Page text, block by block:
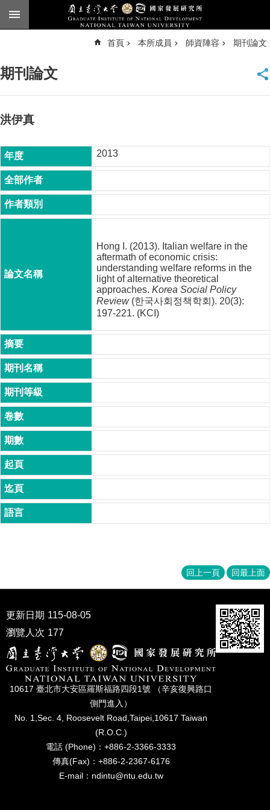
跳到主要內容區塊
臺
頁
公
告
本
所
簡
成
班
碩
士
班
在
職
專
班
學
術
研
究
期
刊
試
專
學
首頁 本所成員 師資陣容 期刊論文
期刊論文
洪伊真
2013
Hong I. (2013). Italian welfare in the
aftermath of economic crisis:
understanding welfare reforms in the
light of alternative theoretical
approaches.Korea Social Policy
Review(한국사회정책학회). 20(3):
197-221. (KCI)
回上一頁 回最上面
更新日期 115-08-05
瀏覽人次 177
10617 臺北市⼤安區羅斯福路四段1號 （辛亥復興路⼝
側⾨進入）
No. 1,Sec. 4, Roosevelt Road,Taipei,10617 Taiwan
(R.O.C.)
電話 (Phone)：+886-2-3366-3333
傳真(Fax)：+886-2-2367-6176
E-mail：ndintu@ntu.edu.tw